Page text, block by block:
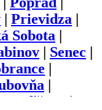
| Prievidza |
Sobota |
| Senec |
|
|
Topoľčany
|